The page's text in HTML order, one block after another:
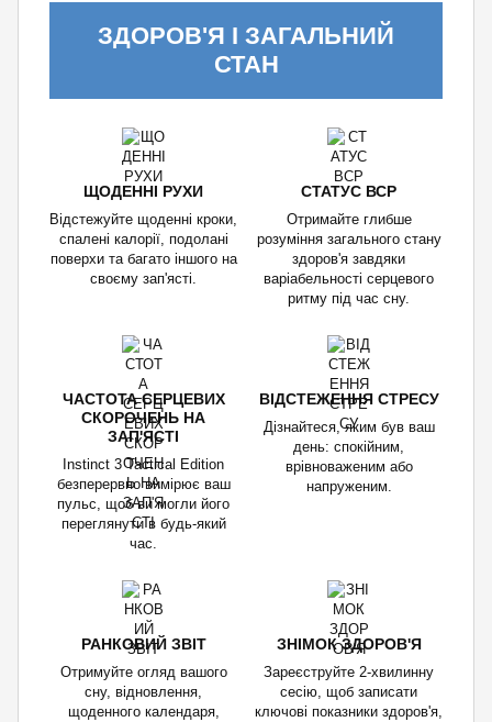
ЗДОРОВ'Я І ЗАГАЛЬНИЙ
СТАН
ЩОДЕННІ РУХИ
Відстежуйте щоденні кроки,
спалені калорії, подолані
поверхи та багато іншого на
своєму зап'ясті.
СТАТУС ВСР
Отримайте глибше
розуміння загального стану
здоров'я завдяки
варіабельності серцевого
ритму під час сну.
ЧАСТОТА СЕРЦЕВИХ
СКОРОЧЕНЬ НА
ЗАП'ЯСТІ
Instinct 3 Tactical Edition
безперервно вимірює ваш
пульс, щоб ви могли його
переглянути в будь-який
час.
ВІДСТЕЖЕННЯ СТРЕСУ
Дізнайтеся, яким був ваш
день: спокійним,
врівноваженим або
напруженим.
РАНКОВИЙ ЗВІТ
Отримуйте огляд вашого
сну, відновлення,
щоденного календаря,
ЗНІМОК ЗДОРОВ'Я
Зареєструйте 2-хвилинну
сесію, щоб записати
ключові показники здоров'я,